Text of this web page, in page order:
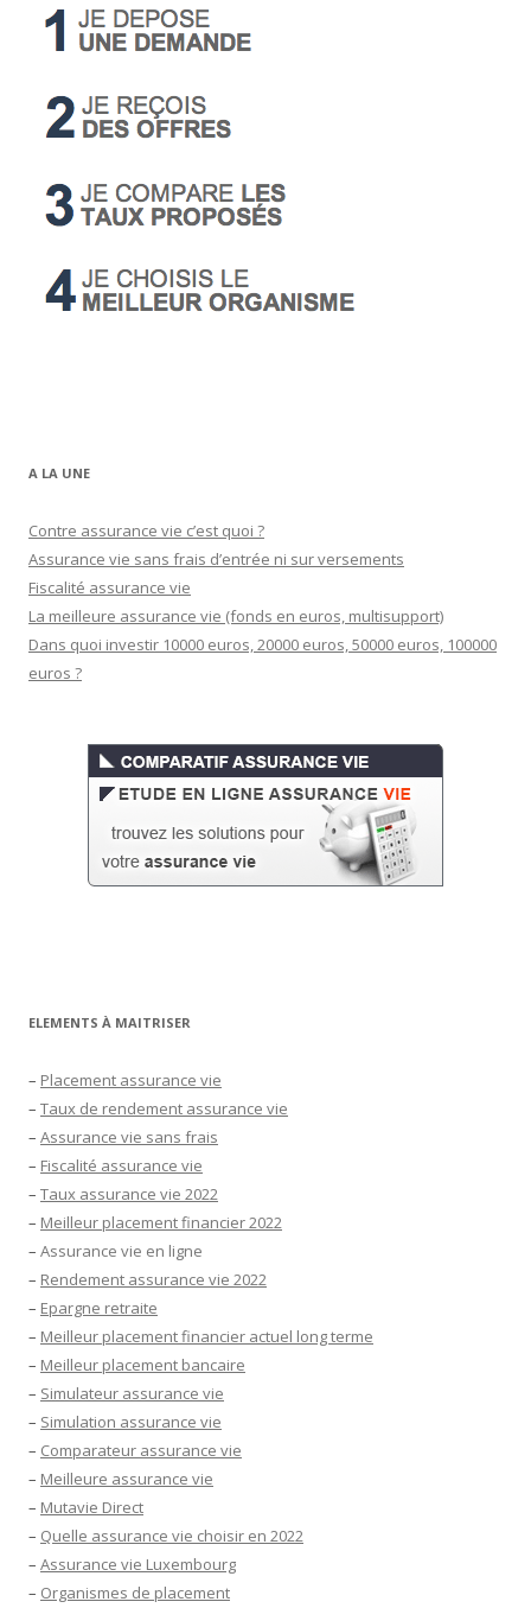
A LA UNE
Contre assurance vie c’est quoi ?
Assurance vie sans frais d’entrée ni sur versements
Fiscalité assurance vie
La meilleure assurance vie (fonds en euros, multisupport)
Dans quoi investir 10000 euros, 20000 euros, 50000 euros, 100000
euros ?
ELEMENTS À MAITRISER
– Placement assurance vie
– Taux de rendement assurance vie
– Assurance vie sans frais
– Fiscalité assurance vie
– Taux assurance vie 2022
– Meilleur placement financier 2022
– Assurance vie en ligne
– Rendement assurance vie 2022
– Epargne retraite
– Meilleur placement financier actuel long terme
– Meilleur placement bancaire
– Simulateur assurance vie
– Simulation assurance vie
– Comparateur assurance vie
– Meilleure assurance vie
– Mutavie Direct
– Quelle assurance vie choisir en 2022
– Assurance vie Luxembourg
– Organismes de placement